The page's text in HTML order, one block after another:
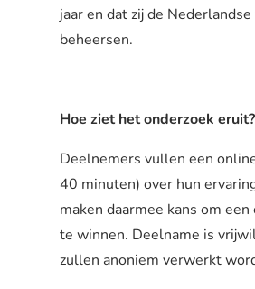
jaar en dat zij de
beheersen.
Hoe ziet het onderzoek eruit?
Deelnemers vullen een
40 minuten) over hun
maken daarmee kans om
te winnen. Deelname is
zullen anoniem verwerkt